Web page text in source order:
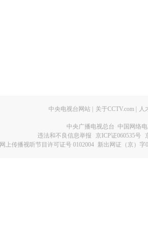
中央电视台网站 关于CCTV.com 人
中央广播电视总台 中国网络
违法和不良信息举报
京ICP证060535号
网上传播视听节目许可证号 0102004 新出网证（京）